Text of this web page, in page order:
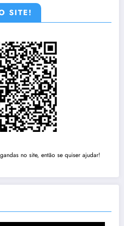
SITE!
no site, então se quiser ajudar!